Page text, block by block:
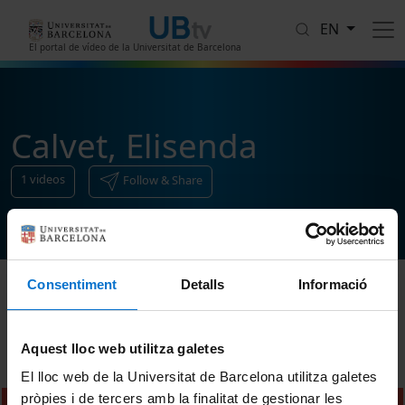
Consentiment Detalls Informació
Aquest lloc web utilitza galetes
El lloc web de la Universitat de Barcelona utilitza galetes
pròpies i de tercers amb la finalitat de gestionar les
El portal de vídeo de la Universitat de Barcelona
EN
Calvet, Elisenda
1 videos Follow & Share
Sort